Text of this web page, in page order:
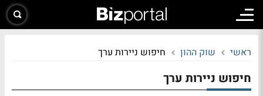
ראשי שוק ההון חיפוש ניירות ערך
חיפוש ניירות ערך